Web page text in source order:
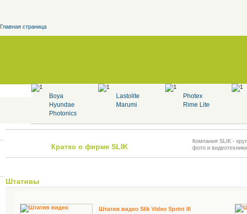
Главная страница
Boya
Hyundae
Photonics
Lastolite
Marumi
Photex
Rime Lite
Кратко о фирме SLIK
Компания SLIK -
фото и
Штативы
Штатив видео Slik Video Sprint III